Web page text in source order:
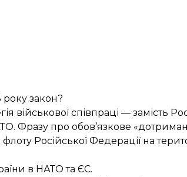
року закон?
військової співпраці — замість
Фразу про обов’язкове
Російської Федерації на
в НАТО та ЄС.